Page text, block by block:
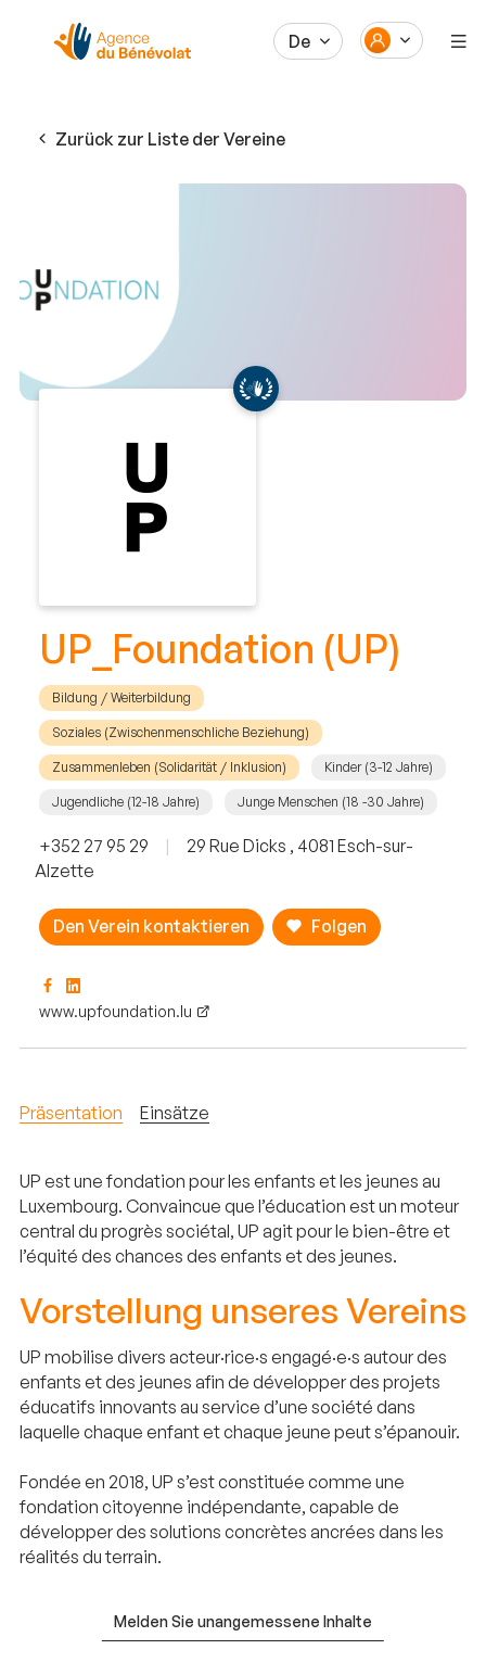
De
Zurück zur Liste der Vereine
UP_Foundation (UP)
Bildung / Weiterbildung
Soziales (Zwischenmenschliche Beziehung)
Zusammenleben (Solidarität / Inklusion) Kinder (3-12 Jahre)
Jugendliche (12-18 Jahre) Junge Menschen (18 -30 Jahre)
+352 27 95 29 |
29 Rue Dicks , 4081 Esch-sur-
Alzette
Den Verein kontaktieren Folgen
www.upfoundation.lu
Präsentation Einsätze
UP est une fondation pour les enfants et les jeunes au
Luxembourg. Convaincue que l’éducation est un moteur
central du progrès sociétal, UP agit pour le bien-être et
l’équité des chances des enfants et des jeunes.
Vorstellung unseres Vereins
UP mobilise divers acteur·rice·s engagé·e·s autour des
enfants et des jeunes afin de développer des projets
éducatifs innovants au service d’une société dans
laquelle chaque enfant et chaque jeune peut s’épanouir.
Fondée en 2018, UP s’est constituée comme une
fondation citoyenne indépendante, capable de
développer des solutions concrètes ancrées dans les
réalités du terrain.
Melden Sie unangemessene Inhalte